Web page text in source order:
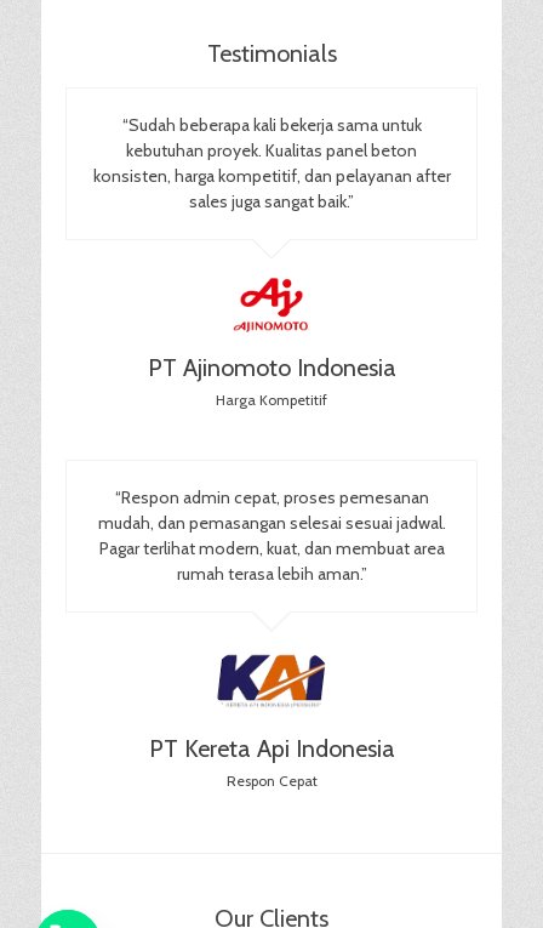
Testimonials
“Sudah beberapa kali bekerja sama untuk
kebutuhan proyek. Kualitas panel beton
konsisten, harga kompetitif, dan pelayanan after
sales juga sangat baik.”
PT Ajinomoto Indonesia
Harga Kompetitif
“Respon admin cepat, proses pemesanan
mudah, dan pemasangan selesai sesuai jadwal.
Pagar terlihat modern, kuat, dan membuat area
rumah terasa lebih aman.”
PT Kereta Api Indonesia
Respon Cepat
Our Clients